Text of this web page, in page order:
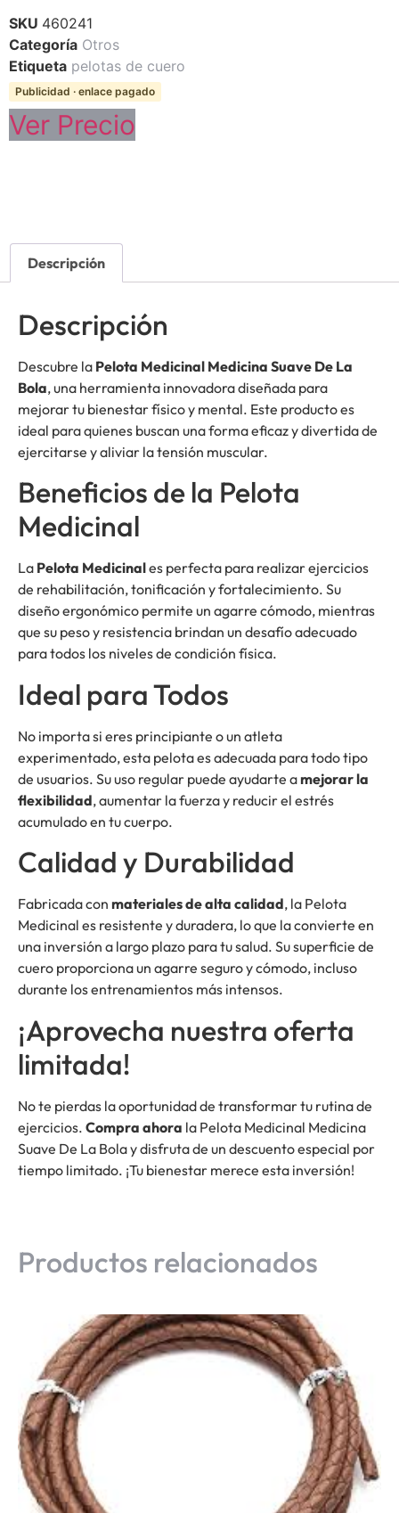
SKU 460241
Categoría Otros
Etiqueta pelotas de cuero
Publicidad · enlace pagado
Ver Precio
Descripción
Descripción
Descubre la Pelota Medicinal Medicina Suave De La
Bola, una herramienta innovadora diseñada para
mejorar tu bienestar físico y mental. Este producto es
ideal para quienes buscan una forma eficaz y divertida de
ejercitarse y aliviar la tensión muscular.
Beneficios de la Pelota
Medicinal
La Pelota Medicinales perfecta para realizar ejercicios
de rehabilitación, tonificación y fortalecimiento. Su
diseño ergonómico permite un agarre cómodo, mientras
que su peso y resistencia brindan un desafío adecuado
para todos los niveles de condición física.
Ideal para Todos
No importa si eres principiante o un atleta
experimentado, esta pelota es adecuada para todo tipo
de usuarios. Su uso regular puede ayudarte amejorar la
flexibilidad, aumentar la fuerza y reducir el estrés
acumulado en tu cuerpo.
Calidad y Durabilidad
Fabricada con materiales de alta calidad, la Pelota
Medicinal es resistente y duradera, lo que la convierte en
una inversión a largo plazo para tu salud. Su superficie de
cuero proporciona un agarre seguro y cómodo, incluso
durante los entrenamientos más intensos.
¡Aprovecha nuestra oferta
limitada!
No te pierdas la oportunidad de transformar tu rutina de
ejercicios. Compra ahora la Pelota Medicinal Medicina
Suave De La Bola y disfruta de un descuento especial por
tiempo limitado. ¡Tu bienestar merece esta inversión!
Productos relacionados